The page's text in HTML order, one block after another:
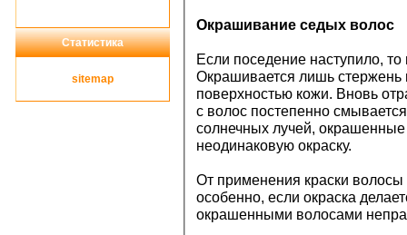
Статистика
sitemap
Окрашивание седых волос
Если поседение наступило, то
Окрашивается лишь
поверхностью кожи. Вновь
с волос постепенно
солнечных лучей,
неодинаковую окраску.
От применения краски волосы
особенно, если окраска
окрашенными волосами